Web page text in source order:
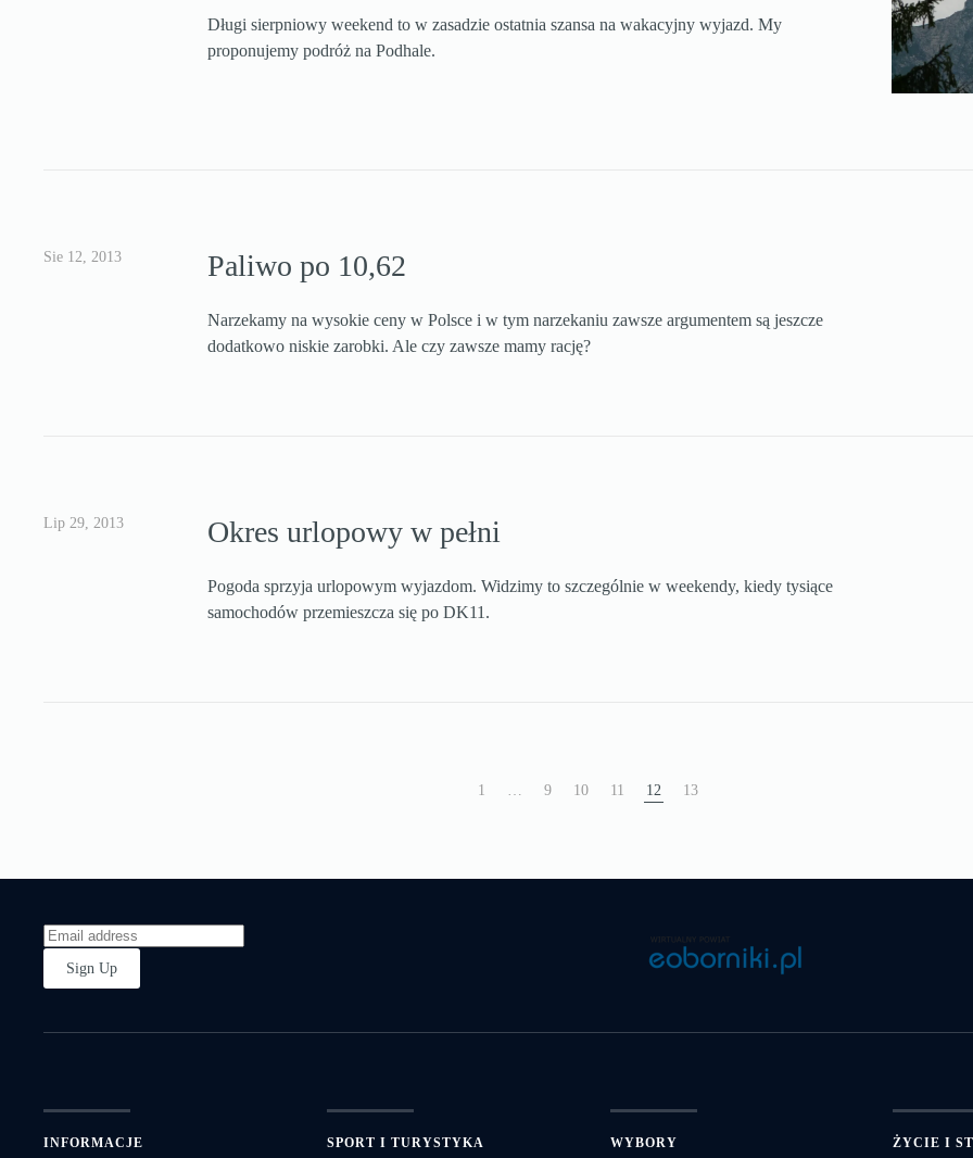
Długi sierpniowy weekend to w zasadzie ostatnia szansa na wakacyjny wyjazd. My
proponujemy podróż na Podhale.
Sie 12, 2013 Paliwo po 10,62
Narzekamy na wysokie ceny w Polsce i w tym narzekaniu zawsze argumentem są jeszcze
dodatkowo niskie zarobki. Ale czy zawsze mamy rację?
Lip 29, 2013 Okres urlopowy w pełni
Pogoda sprzyja urlopowym wyjazdom. Widzimy to szczególnie w weekendy, kiedy tysiące
samochodów przemieszcza się po DK11.
1 … 9 10 11 12 13
Sign Up
INFORMACJE SPORT I TURYSTYKA WYBORY ŻYCIE I